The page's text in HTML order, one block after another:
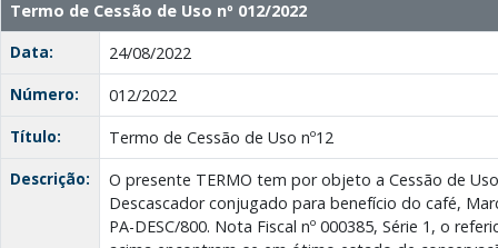
Termo de Cessão de Uso nº 012/2022
Data:
24/08/2022
Número:
012/2022
Título:
Termo de Cessão de Uso nº12
Descrição:
O presente TERMO tem por objeto a Cessão de
Descascador conjugado para benefício do café,
PA-DESC/800. Nota Fiscal nº 000385, Série 1, o